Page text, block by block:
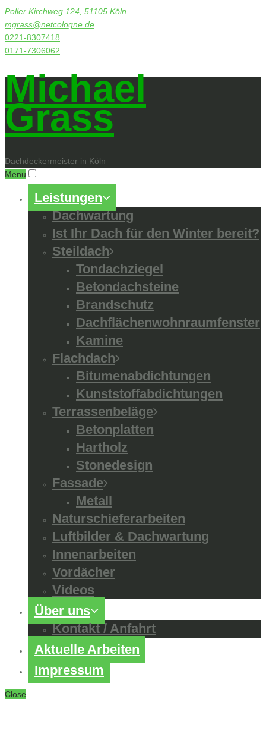
Poller Kirchweg 124, 51105 Köln
mgrass@netcologne.de
0221-8307418
0171-7306062
Michael
Grass
Dachdeckermeister in Köln
Menu
Leistungen
Dachwartung
Ist Ihr Dach für den Winter bereit?
Steildach
Tondachziegel
Betondachsteine
Brandschutz
Dachflächenwohnraumfenster
Kamine
Flachdach
Bitumenabdichtungen
Kunststoffabdichtungen
Terrassenbeläge
Betonplatten
Hartholz
Stonedesign
Fassade
Metall
Naturschieferarbeiten
Luftbilder & Dachwartung
Innenarbeiten
Vordächer
Videos
Über uns
Kontakt / Anfahrt
Aktuelle Arbeiten
Impressum
Close